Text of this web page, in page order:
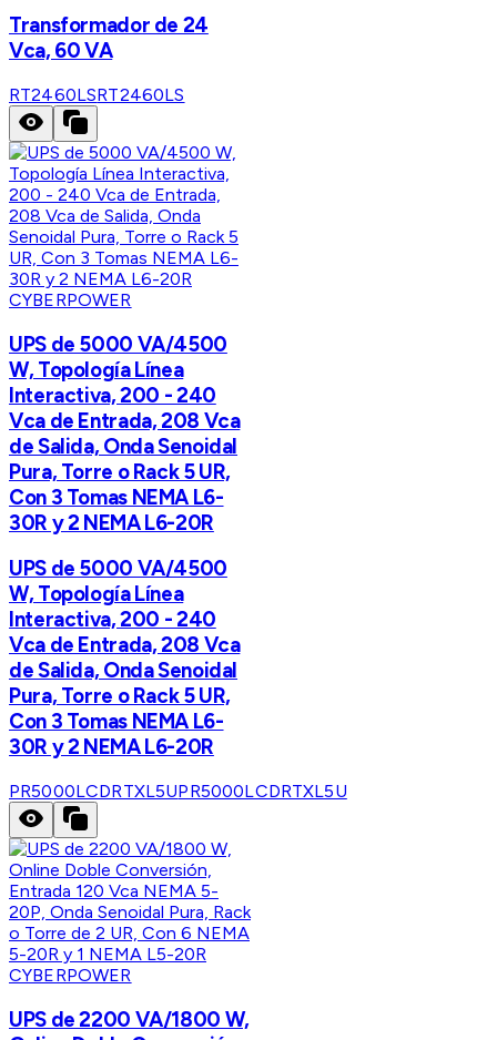
Transformador de 24
Vca, 60 VA
RT2460LSRT2460LS
CYBERPOWER
UPS de 5000 VA/4500
W, Topología Línea
Interactiva, 200 - 240
Vca de Entrada, 208 Vca
de Salida, Onda Senoidal
Pura, Torre o Rack 5 UR,
Con 3 Tomas NEMA L6-
30R y 2 NEMA L6-20R
UPS de 5000 VA/4500
W, Topología Línea
Interactiva, 200 - 240
Vca de Entrada, 208 Vca
de Salida, Onda Senoidal
Pura, Torre o Rack 5 UR,
Con 3 Tomas NEMA L6-
30R y 2 NEMA L6-20R
PR5000LCDRTXL5UPR5000LCDRTXL5U
CYBERPOWER
UPS de 2200 VA/1800 W,